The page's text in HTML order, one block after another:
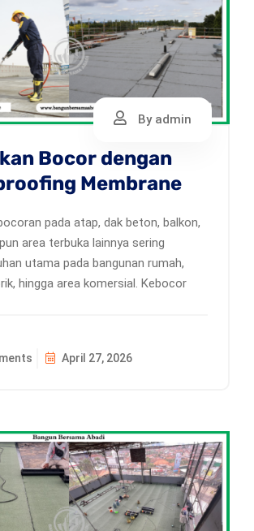
By admin
Bocor dengan
Membrane
pada atap, dak beton, balkon,
area terbuka lainnya sering
utama pada bangunan rumah,
hingga area komersial. Kebocor
April 27, 2026